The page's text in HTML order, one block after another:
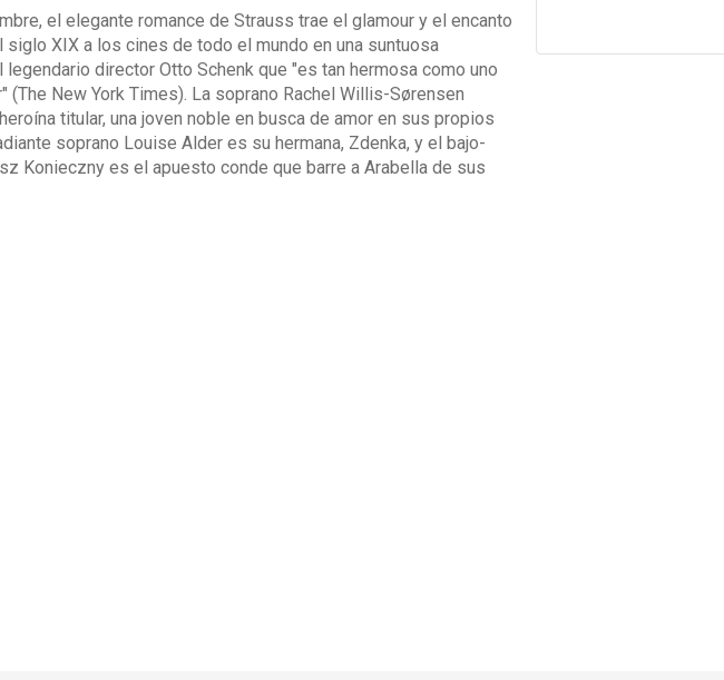
el elegante romance de Strauss trae el glamour y el encanto
siglo XIX a los cines de todo el mundo en una suntuosa
legendario director Otto Schenk que "es tan hermosa como uno
(The New York Times). La soprano Rachel Willis-Sørensen
titular, una joven noble en busca de amor en sus propios
soprano Louise Alder es su hermana, Zdenka, y el bajo-
Konieczny es el apuesto conde que barre a Arabella de sus